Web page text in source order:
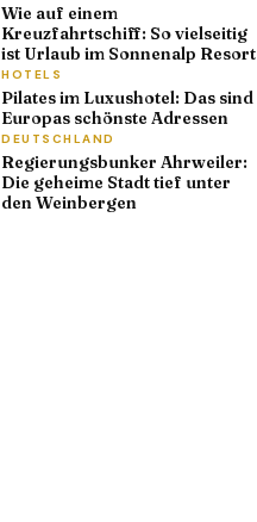
Wie auf einem
Kreuzfahrtschiff: So vielseitig
ist Urlaub im Sonnenalp Resort
HOTELS
Pilates im Luxushotel: Das sind
Europas schönste Adressen
DEUTSCHLAND
Regierungsbunker Ahrweiler:
Die geheime Stadt tief unter
den Weinbergen